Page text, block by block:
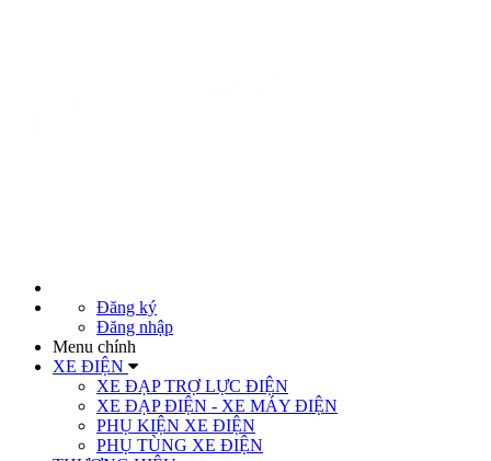
Đăng ký
Đăng nhập
Menu chính
XE ĐIỆN
XE ĐẠP TRỢ LỰC ĐIỆN
XE ĐẠP ĐIỆN - XE MÁY ĐIỆN
PHỤ KIỆN XE ĐIỆN
PHỤ TÙNG XE ĐIỆN